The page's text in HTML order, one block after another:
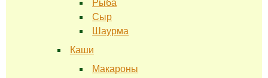
Рыба
Сыр
Шаурма
Каши
Макароны